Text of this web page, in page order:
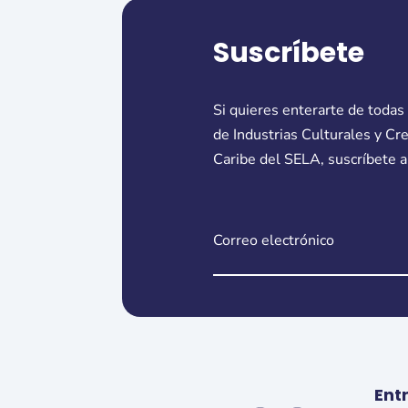
Suscríbete
Si quieres enterarte de
de Industrias Culturales y
Caribe del SELA, suscríbete